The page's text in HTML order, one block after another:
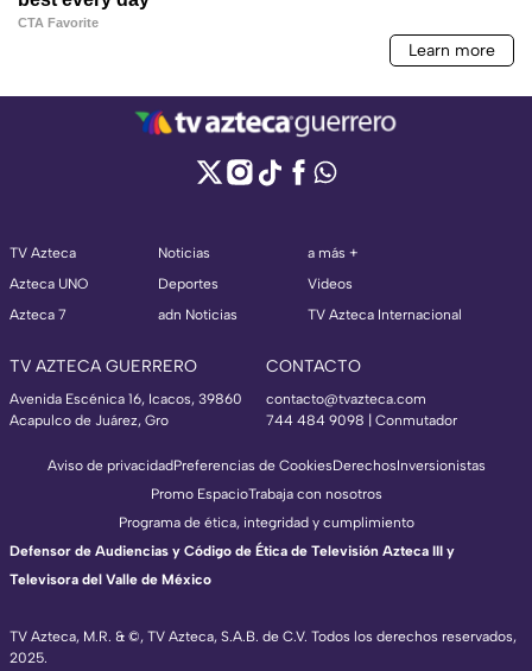
TV Azteca
Azteca UNO
Azteca 7
Noticias
Deportes
adn Noticias
a más +
Videos
TV Azteca Internacional
TV AZTECA GUERRERO
Avenida Escénica 16, Icacos, 39860
Acapulco de Juárez, Gro
CONTACTO
contacto@tvazteca.com
744 484 9098 | Conmutador
TV Azteca, M.R. & ©, TV Azteca, S.A.B. de C.V. Todos los derechos reservados,
2025.
Aviso de privacidadPreferencias de CookiesDerechosInversionistas
Promo EspacioTrabaja con nosotros
Programa de ética, integridad y cumplimiento
Defensor de Audiencias y Código de Ética de Televisión Azteca III y
Televisora del Valle de México